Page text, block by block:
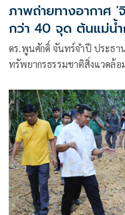
ภาพถ่ายทางอากาศ
กว่า 40 จุด ต้นแม่น้ำ
ดร.พูนศักดิ์ จันทร์จำปี ประธา
ทรัพยากรธรรมชาติสิ่งแวดล้
นี้โดยประสานงานให้กรมคว